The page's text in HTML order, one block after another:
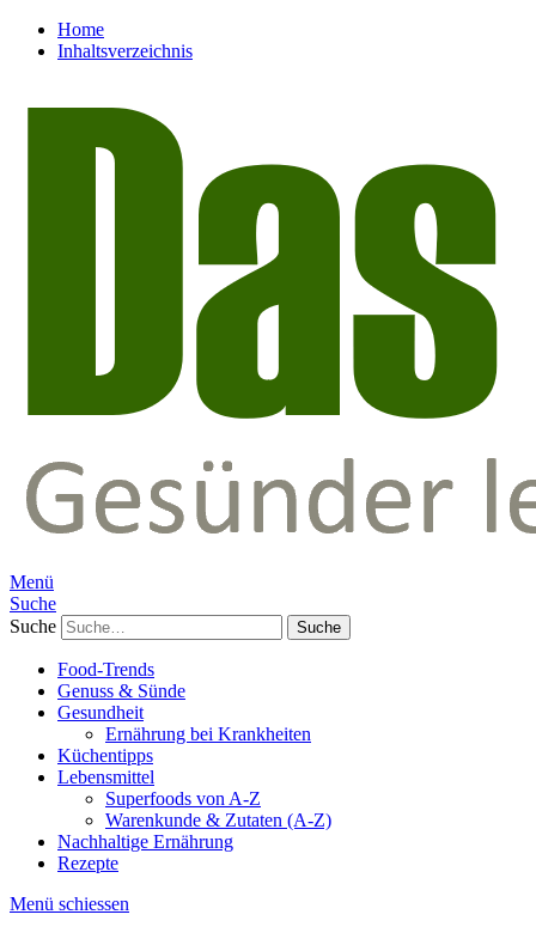
Home
Inhaltsverzeichnis
Menü
Suche
Suche
Food-Trends
Genuss & Sünde
Gesundheit
Ernährung bei Krankheiten
Küchentipps
Lebensmittel
Superfoods von A-Z
Warenkunde & Zutaten (A-Z)
Nachhaltige Ernährung
Rezepte
Menü schiessen